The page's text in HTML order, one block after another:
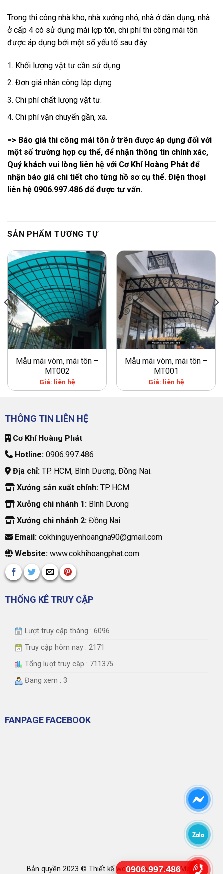
Trong thi công nhà kho, nhà xưởng nhỏ, nhà ở dân dụng, nhà
ở cấp 4 có sử dụng mái lợp tôn, chi phí thi công mái tôn
được áp dụng bởi một số yếu tố sau đây:
Khối lượng vật tư cần sử dụng.
Đơn giá nhân công lắp dựng.
Chi phí chất lượng vật tư.
Chi phí vận chuyển gần, xa.
=> Báo giá thi công mái tôn ở trên được áp dụng đối với
một số trường hợp cụ thể, để nhận thông tin chính xác,
Quý khách vui lòng liên hệ với Cơ Khí Hoàng Phát để
nhận báo giá chi tiết cho từng hồ sơ cụ thể. Điện thoại
liên hệ 0906.997.486 để được tư vấn.
SẢN PHẨM TƯƠNG TỰ
Mẫu mái vòm, mái tôn –
MT002
Giá: liên hệ
Mẫu mái vòm, mái tôn –
MT001
Giá: liên hệ
THÔNG TIN LIÊN HỆ
Cơ Khí Hoàng Phát
Hotline:0906.997.486
Địa chỉ:TP. HCM, Bình Dương, Đồng Nai.
Xưởng sản xuất chính:TP. HCM
Xưởng chi nhánh 1:Bình Dương
Xưởng chi nhánh 2:Đồng Nai
Email:cokhinguyenhoangna90@gmail.com
Website:www.cokhihoangphat.com
THỐNG KÊ TRUY CẬP
Lượt truy cập tháng : 6096
Truy cập hôm nay : 2171
Tổng lượt truy cập : 711375
Đang xem : 3
FANPAGE FACEBOOK
Bản quyền 2023 © Thiết kế websitebởi Google Meta
0906.997.486